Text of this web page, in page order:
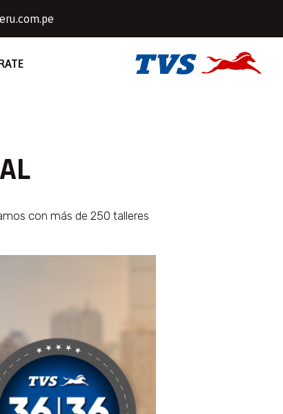
con más de 250 talleres